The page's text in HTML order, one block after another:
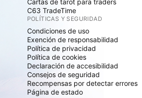
Cartas de tarot para traders
C63 TradeTime
POLÍTICAS Y SEGURIDAD
Condiciones de uso
Exención de responsabilidad
Política de privacidad
Política de cookies
Declaración de accesibilidad
Consejos de seguridad
Recompensas por detectar errores
Página de estado